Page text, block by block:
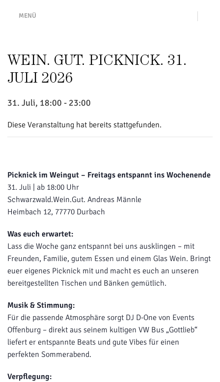
MENÜ
WEIN. GUT. PICKNICK. 31.
JULI 2026
31. Juli, 18:00 - 23:00
Diese Veranstaltung hat bereits stattgefunden.
Picknick im Weingut – Freitags entspannt ins Wochenende
31. Juli | ab 18:00 Uhr
Schwarzwald.Wein.Gut. Andreas Männle
Heimbach 12, 77770 Durbach
Was euch erwartet:
Lass die Woche ganz entspannt bei uns ausklingen – mit
Freunden, Familie, gutem Essen und einem Glas Wein. Bringt
euer eigenes Picknick mit und macht es euch an unseren
bereitgestellten Tischen und Bänken gemütlich.
Musik & Stimmung:
Für die passende Atmosphäre sorgt DJ D-One von Events
Offenburg – direkt aus seinem kultigen VW Bus „Gottlieb“
liefert er entspannte Beats und gute Vibes für einen
perfekten Sommerabend.
Verpflegung: